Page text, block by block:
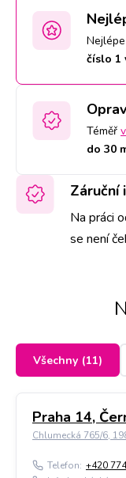
číslo 1
Téměř
do 30
Záruční
Na práci
se není
Všechny (11)
Praha 14,
Chlumecká 765/6,
Telefon: +420